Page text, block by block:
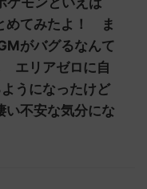
めてみたよ！ ま
がバグるなんて
エリアゼロに自
うになったけど
い不安な気分にな